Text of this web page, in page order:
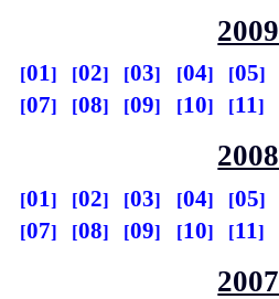
2009
01 02 03 04 05
07
08 09 10 11
2008
01 02 03 04 05
07
08 09 10 11
2007